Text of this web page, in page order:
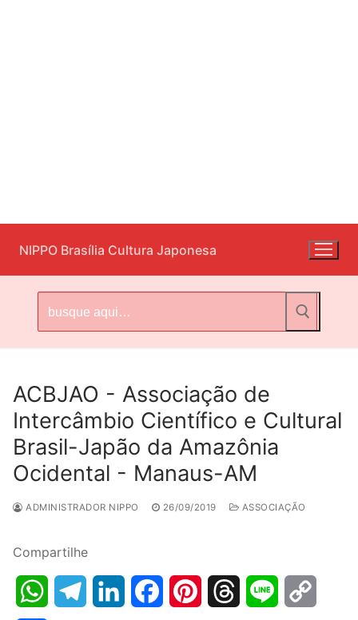
para
o
conteúdo
NIPPO Brasília Cultura Japonesa
por:
ACBJAO - Associação de
Intercâmbio Científico e Cultural
Brasil-Japão da Amazônia
Ocidental - Manaus-AM
ADMINISTRADOR NIPPO 26/09/2019 ASSOCIAÇÃO
Compartilhe
WhatsAppTelegramLinkedInFacebookPinterestThreads Line